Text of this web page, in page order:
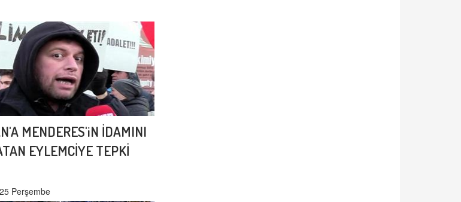
MENDERES'iN İDAMINI
EYLEMCİYE TEPKİ
Perşembe